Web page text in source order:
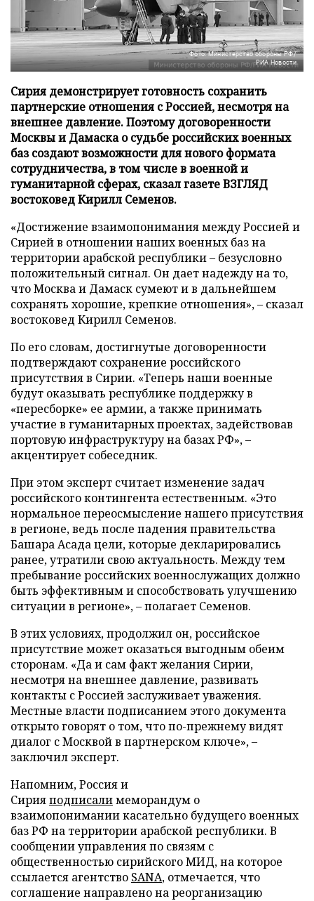
Фото: Министерство обороны РФ/
РИА Новости
Сирия демонстрирует готовность сохранить
партнерские отношения с Россией, несмотря на
внешнее давление. Поэтому договоренности
Москвы и Дамаска о судьбе российских военных
баз создают возможности для нового формата
сотрудничества, в том числе в военной и
гуманитарной сферах, сказал газете ВЗГЛЯД
востоковед Кирилл Семенов.
«Достижение взаимопонимания между Россией и
Сирией в отношении наших военных баз на
территории арабской республики – безусловно
положительный сигнал. Он дает надежду на то,
что Москва и Дамаск сумеют и в дальнейшем
сохранять хорошие, крепкие отношения», – сказал
востоковед Кирилл Семенов.
По его словам, достигнутые договоренности
подтверждают сохранение российского
присутствия в Сирии. «Теперь наши военные
будут оказывать республике поддержку в
«пересборке» ее армии, а также принимать
участие в гуманитарных проектах, задействовав
портовую инфраструктуру на базах РФ», –
акцентирует собеседник.
При этом эксперт считает изменение задач
российского контингента естественным. «Это
нормальное переосмысление нашего присутствия
в регионе, ведь после падения правительства
Башара Асада цели, которые декларировались
ранее, утратили свою актуальность. Между тем
пребывание российских военнослужащих должно
быть эффективным и способствовать улучшению
ситуации в регионе», – полагает Семенов.
В этих условиях, продолжил он, российское
присутствие может оказаться выгодным обеим
сторонам. «Да и сам факт желания Сирии,
несмотря на внешнее давление, развивать
контакты с Россией заслуживает уважения.
Местные власти подписанием этого документа
открыто говорят о том, что по-прежнему видят
диалог с Москвой в партнерском ключе», –
заключил эксперт.
Напомним, Россия и
Сирияподписалимеморандум о
взаимопонимании касательно будущего военных
баз РФ на территории арабской республики. В
сообщении управления по связям с
общественностью сирийского МИД, на которое
ссылается агентство SANA, отмечается, что
соглашение направлено на реорганизацию